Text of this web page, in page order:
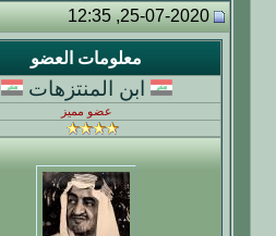
25-07-2020, 12:35
معلومات العضو
ابن المنتزهات
عضو مميز